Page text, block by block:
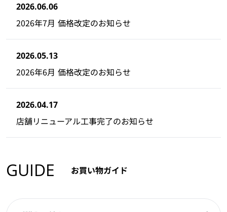
2026.06.06
2026年7月 価格改定のお知らせ
2026.05.13
2026年6月 価格改定のお知らせ
2026.04.17
店舗リニューアル工事完了のお知らせ
GUIDE お買い物ガイド